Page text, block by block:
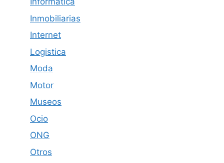
Inmobiliarias
Internet
Logistica
Moda
Motor
Museos
Ocio
ONG
Otros